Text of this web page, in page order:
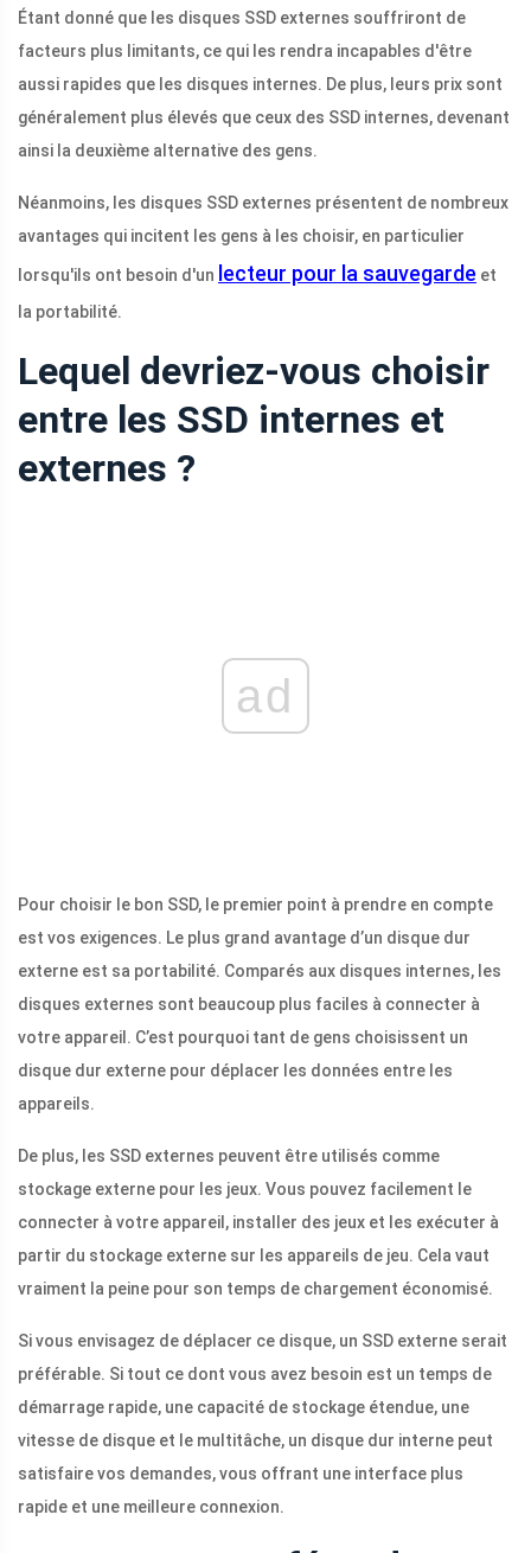
Étant donné que les disques SSD externes souffriront de
facteurs plus limitants, ce qui les rendra incapables d'être
aussi rapides que les disques internes. De plus, leurs prix sont
généralement plus élevés que ceux des SSD internes, devenant
ainsi la deuxième alternative des gens.
Néanmoins, les disques SSD externes présentent de nombreux
avantages qui incitent les gens à les choisir, en particulier
lorsqu'ils ont besoin d'un lecteur pour la sauvegarde et
la portabilité.
Lequel devriez-vous choisir
entre les SSD internes et
externes ?
ad
Pour choisir le bon SSD, le premier point à prendre en compte
est vos exigences. Le plus grand avantage d’un disque dur
externe est sa portabilité. Comparés aux disques internes, les
disques externes sont beaucoup plus faciles à connecter à
votre appareil. C’est pourquoi tant de gens choisissent un
disque dur externe pour déplacer les données entre les
appareils.
De plus, les SSD externes peuvent être utilisés comme
stockage externe pour les jeux. Vous pouvez facilement le
connecter à votre appareil, installer des jeux et les exécuter à
partir du stockage externe sur les appareils de jeu. Cela vaut
vraiment la peine pour son temps de chargement économisé.
Si vous envisagez de déplacer ce disque, un SSD externe serait
préférable. Si tout ce dont vous avez besoin est un temps de
démarrage rapide, une capacité de stockage étendue, une
vitesse de disque et le multitâche, un disque dur interne peut
satisfaire vos demandes, vous offrant une interface plus
rapide et une meilleure connexion.